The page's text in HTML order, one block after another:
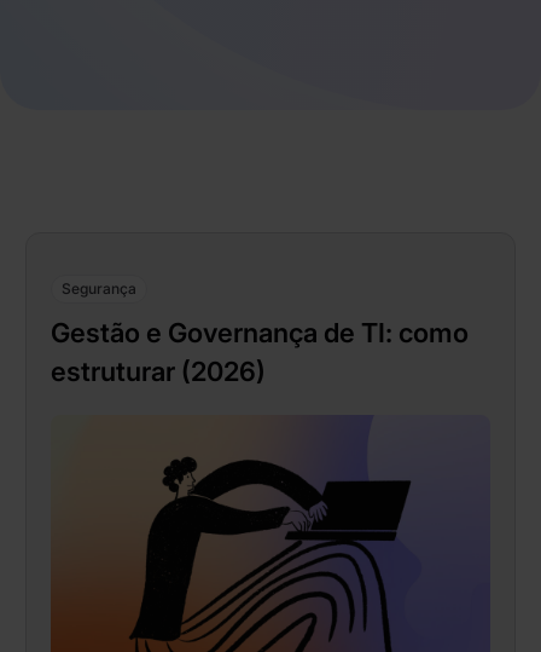
Segurança
Gestão e Governança de TI: como
estruturar (2026)